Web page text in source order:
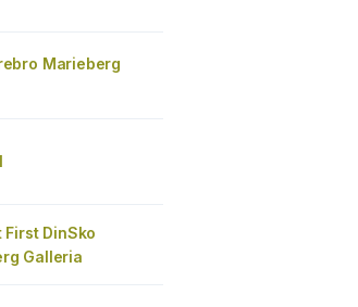
Marieberg
First DinSko
Galleria